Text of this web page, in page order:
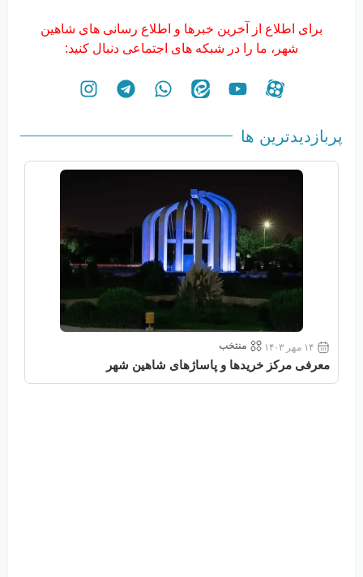
برای اطلاع از آخرین خبرها و اطلاع رسانی های شاهین
شهر، ما را در شبکه های اجتماعی دنبال کنید:
پربازدیدترین ها
۱۴ مهر ۱۴۰۳ منتخب
معرفی مرکز خریدها و پاساژهای شاهین شهر